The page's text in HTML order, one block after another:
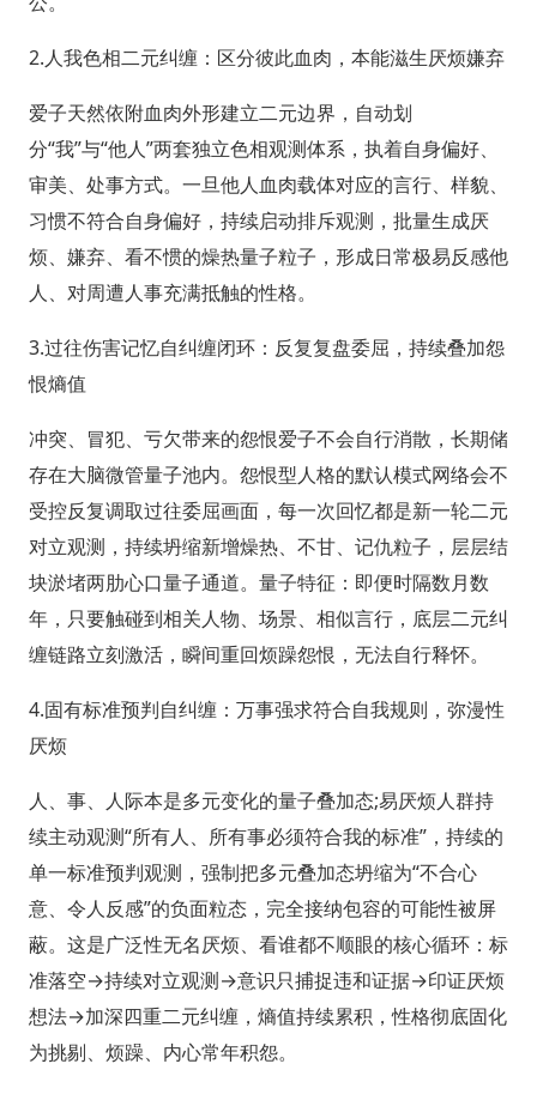
2.人我色相二元纠缠：区分彼此血肉，本能滋生厌烦嫌弃
爱子天然依附血肉外形建立二元边界，自动划
分“我”与“他人”两套独立色相观测体系，执着自身偏好、
审美、处事方式。一旦他人血肉载体对应的言行、样貌、
习惯不符合自身偏好，持续启动排斥观测，批量生成厌
烦、嫌弃、看不惯的燥热量子粒子，形成日常极易反感他
人、对周遭人事充满抵触的性格。
3.过往伤害记忆自纠缠闭环：反复复盘委屈，持续叠加怨
恨熵值
冲突、冒犯、亏欠带来的怨恨爱子不会自行消散，长期储
存在大脑微管量子池内。怨恨型人格的默认模式网络会不
受控反复调取过往委屈画面，每一次回忆都是新一轮二元
对立观测，持续坍缩新增燥热、不甘、记仇粒子，层层结
块淤堵两肋心口量子通道。量子特征：即便时隔数月数
年，只要触碰到相关人物、场景、相似言行，底层二元纠
缠链路立刻激活，瞬间重回烦躁怨恨，无法自行释怀。
4.固有标准预判自纠缠：万事强求符合自我规则，弥漫性
厌烦
人、事、人际本是多元变化的量子叠加态;易厌烦人群持
续主动观测“所有人、所有事必须符合我的标准”，持续的
单一标准预判观测，强制把多元叠加态坍缩为“不合心
意、令人反感”的负面粒态，完全接纳包容的可能性被屏
蔽。这是广泛性无名厌烦、看谁都不顺眼的核心循环：标
准落空→持续对立观测→意识只捕捉违和证据→印证厌烦
想法→加深四重二元纠缠，熵值持续累积，性格彻底固化
为挑剔、烦躁、内心常年积怨。